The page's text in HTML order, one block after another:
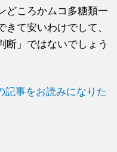
どころかムコ多糖類一
て安いわけでして、
断」ではないでしょう
記事をお読みになりた